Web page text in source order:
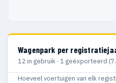
Wagenpark per
12 in gebruik · 1 geëxporteerd
Hoeveel voertuigen van elk